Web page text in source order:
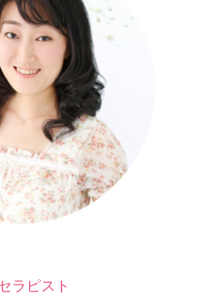
ラピスト